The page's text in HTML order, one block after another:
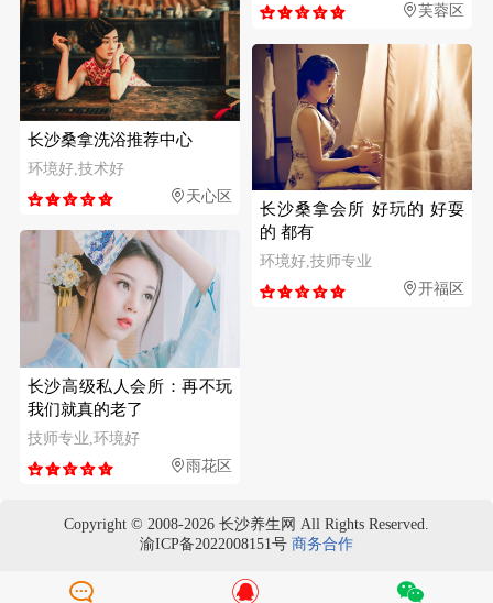
芙蓉区
长沙桑拿洗浴推荐中心
环境好,技术好
天心区
长沙桑拿会所 好玩的 好耍
的 都有
环境好,技师专业
开福区
长沙高级私人会所：再不玩
我们就真的老了
技师专业,环境好
雨花区
Copyright © 2008-2026 长沙养生网 All Rights Reserved.
渝ICP备2022008151号 商务合作